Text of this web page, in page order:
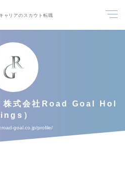
ャリアのスカウト転職
株式会社Road Goal Hol
）
goal.co.jp/profile/